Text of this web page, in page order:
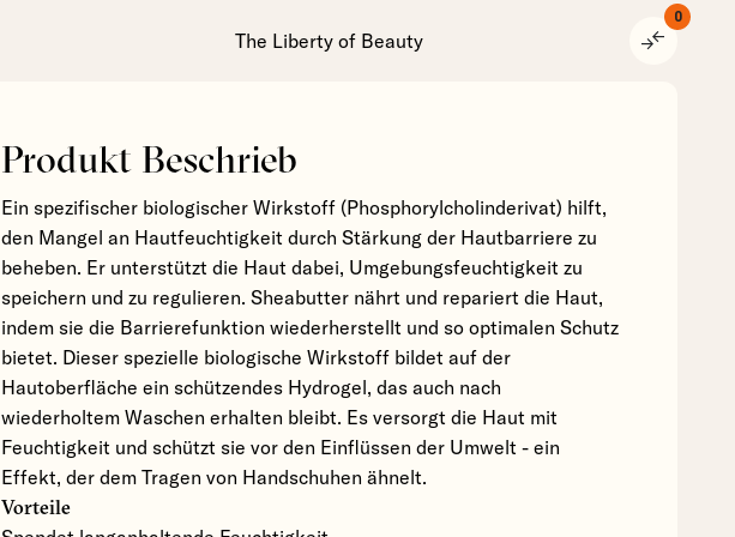
The Liberty of Beauty compare_arrows
0
Produkt Beschrieb
Ein spezifischer biologischer Wirkstoff (Phosphorylcholinderivat) hilft,
den Mangel an Hautfeuchtigkeit durch Stärkung der Hautbarriere zu
beheben. Er unterstützt die Haut dabei, Umgebungsfeuchtigkeit zu
speichern und zu regulieren. Sheabutter nährt und repariert die Haut,
indem sie die Barrierefunktion wiederherstellt und so optimalen Schutz
bietet. Dieser spezielle biologische Wirkstoff bildet auf der
Hautoberfläche ein schützendes Hydrogel, das auch nach
wiederholtem Waschen erhalten bleibt. Es versorgt die Haut mit
Feuchtigkeit und schützt sie vor den Einflüssen der Umwelt - ein
Effekt, der dem Tragen von Handschuhen ähnelt.
Vorteile